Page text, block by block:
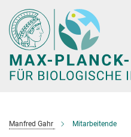
Hauptinhalt
Manfred Gahr Mitarbeitende